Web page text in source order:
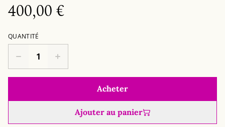
400,00 €
QUANTITÉ
Acheter
Ajouter au panier